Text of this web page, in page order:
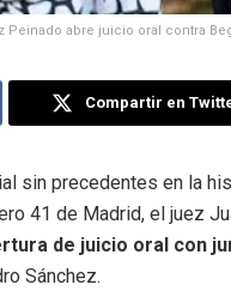
Peinado abre juicio oral contra
Compartir en
sin precedentes en la
41 de Madrid, el juez
de juicio oral con
Sánchez.